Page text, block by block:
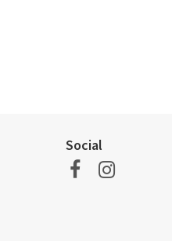
Social